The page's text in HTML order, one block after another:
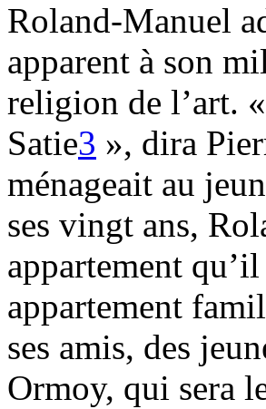
Roland-Manuel
apparent à son
religion de l’art.
Satie3 », dira
ménageait au
ses vingt ans,
appartement
appartement
ses amis, des
Ormoy, qui sera